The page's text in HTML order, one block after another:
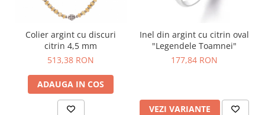
Colier argint cu discuri
citrin 4,5 mm
513,38 RON
ADAUGA IN COS
Inel din argint cu citrin oval
"Legendele Toamnei"
177,84 RON
VEZI VARIANTE